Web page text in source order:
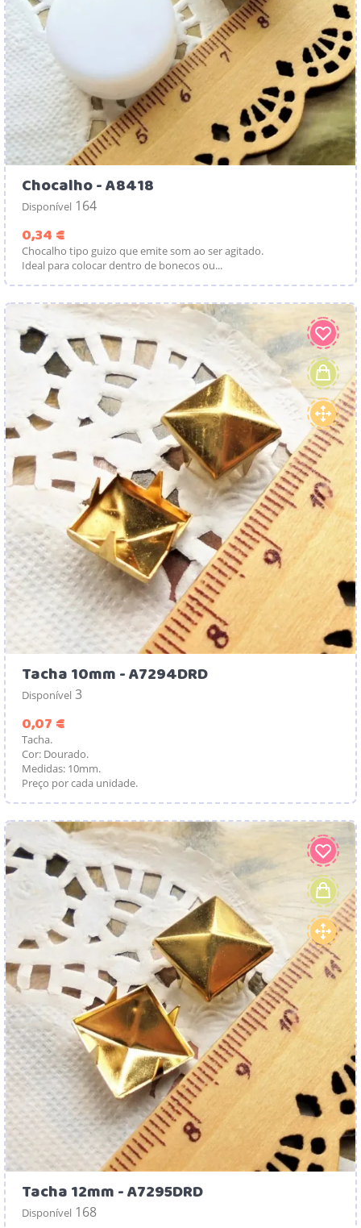
Chocalho - A8418
Disponível 164
0,34 €
Chocalho tipo guizo que emite som ao ser agitado.
Ideal para colocar dentro de bonecos ou...
Tacha 10mm - A7294DRD
Disponível 3
0,07 €
Tacha.
Cor: Dourado.
Medidas: 10mm.
Preço por cada unidade.
Tacha 12mm - A7295DRD
Disponível 168